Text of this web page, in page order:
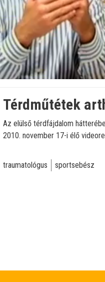
Betöltve:
0%
Térdműtétek
Az elülső térdfájdalom
2010. november 17-i élő
traumatológus sportsebész